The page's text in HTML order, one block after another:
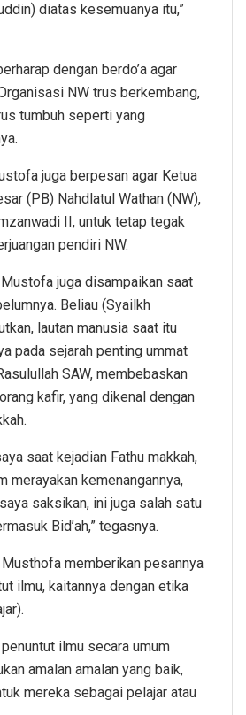
diatas kesemuanya itu,”
dengan berdo’a agar
NW trus berkembang,
tumbuh seperti yang
juga berpesan agar Ketua
(PB) Nahdlatul Wathan (NW),
II, untuk tetap tegak
pendiri NW.
juga disampaikan saat
Beliau (Syailkh
lautan manusia saat itu
pada sejarah penting ummat
SAW, membebaskan
kafir, yang dikenal dengan
saat kejadian Fathu makkah,
merayakan kemenangannya,
saksikan, ini juga salah satu
Bid’ah,” tegasnya.
memberikan pesannya
ilmu, kaitannya dengan etika
ilmu secara umum
amalan amalan yang baik,
mereka sebagai pelajar atau